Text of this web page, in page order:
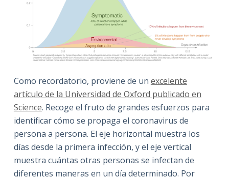
Como recordatorio, proviene de un excelente
artículo de la Universidad de Oxford publicado en
Science. Recoge el fruto de grandes esfuerzos para
identificar cómo se propaga el coronavirus de
persona a persona. El eje horizontal muestra los
días desde la primera infección, y el eje vertical
muestra cuántas otras personas se infectan de
diferentes maneras en un día determinado. Por